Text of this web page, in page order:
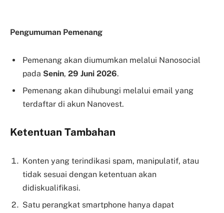
Pengumuman Pemenang
Pemenang akan diumumkan melalui Nanosocial
pada Senin, 29 Juni 2026.
Pemenang akan dihubungi melalui email yang
terdaftar di akun Nanovest.
Ketentuan Tambahan
Konten yang terindikasi spam, manipulatif, atau
tidak sesuai dengan ketentuan akan
didiskualifikasi.
Satu perangkat smartphone hanya dapat